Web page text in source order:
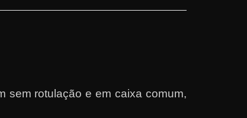
sem rotulação e em caixa comum,